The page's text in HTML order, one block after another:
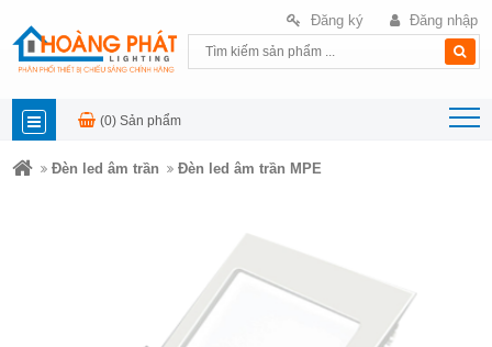
Đăng ký Đăng nhập
DANH
(0)Sản phẩm
Đèn led âm trần Đèn led âm trần MPE